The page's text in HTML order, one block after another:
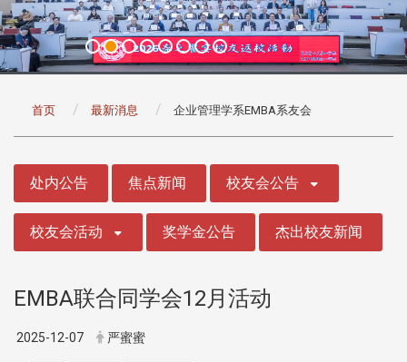
首页 最新消息 企业管理学系EMBA系友会
处内公告 焦点新闻 校友会公告
校友会活动 奖学金公告 杰出校友新闻
EMBA联合同学会12月活动
2025-12-07 严蜜蜜